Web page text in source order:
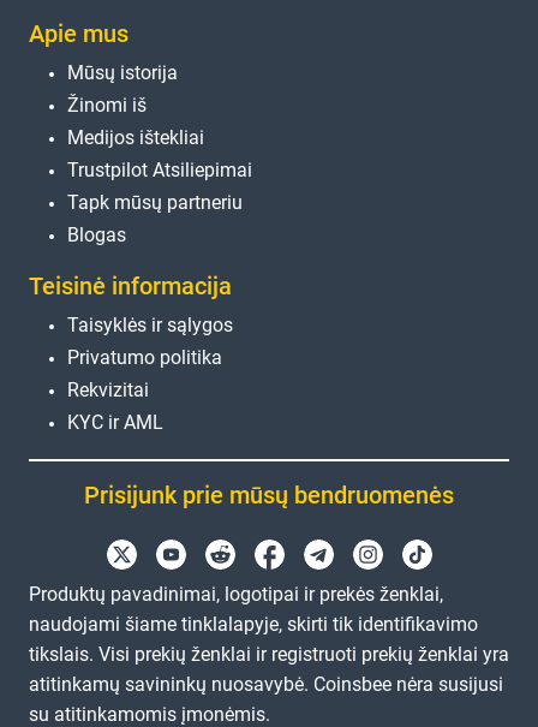
Apie mus
Mūsų istorija
Žinomi iš
Medijos ištekliai
Trustpilot Atsiliepimai
Tapk mūsų partneriu
Blogas
Teisinė informacija
Taisyklės ir sąlygos
Privatumo politika
Rekvizitai
KYC ir AML
Prisijunk prie mūsų bendruomenės
Produktų pavadinimai, logotipai ir prekės ženklai,
naudojami šiame tinklalapyje, skirti tik identifikavimo
tikslais. Visi prekių ženklai ir registruoti prekių ženklai yra
atitinkamų savininkų nuosavybė. Coinsbee nėra susijusi
su atitinkamomis įmonėmis.